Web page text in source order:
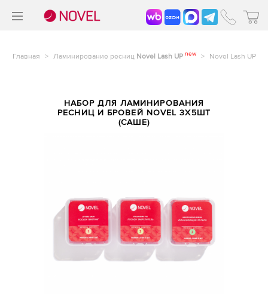
Главная > Ламинирование ресниц Novel Lash UP new > Novel Lash UP
НАБОР ДЛЯ ЛАМИНИРОВАНИЯ
РЕСНИЦ И БРОВЕЙ NOVEL 3Х5ШТ
(САШЕ)